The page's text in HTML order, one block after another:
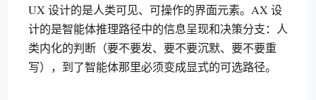
UX 设计的是人类可见、可操作的界面元素。AX 设
计的是智能体推理路径中的信息呈现和决策分支：人
类内化的判断（要不要发、要不要沉默、要不要重
写），到了智能体那里必须变成显式的可选路径。